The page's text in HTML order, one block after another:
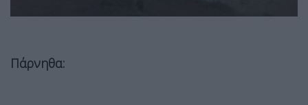
Πάρνηθα: